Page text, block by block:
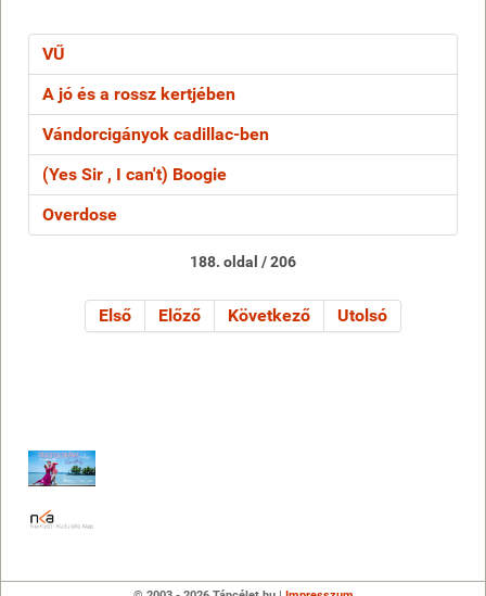
VŰ
A jó és a rossz kertjében
Vándorcigányok cadillac-ben
(Yes Sir , I can't) Boogie
Overdose
188. oldal / 206
Első Előző Következő Utolsó